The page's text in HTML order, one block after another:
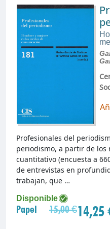
Disponible
Papel 15,00 €14,25
Profesionales del
periodismo, a partir de
cuantitativo (encuesta a
de entrevistas en
trabajan, que …